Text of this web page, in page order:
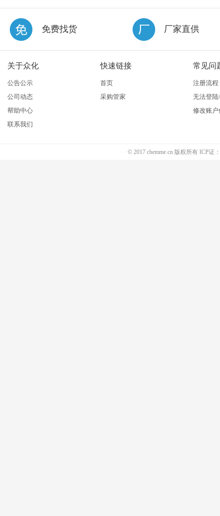
免费找货 厂家直供
关于众化
公告公示
公司动态
帮助中心
联系我们
快速链接
首页
采购管家
常见问
注册流程
无法登
修改账户
© 2017 chemme.cn 版权所有 ICP证：